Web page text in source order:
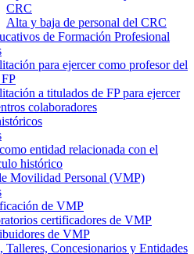
CRC
Alta y baja de personal del CRC
de Formación Profesional
para ejercer como profesor del
a titulados de FP para ejercer
colaboradores
entidad relacionada con el
histórico
Movilidad Personal (VMP)
de VMP
certificadores de VMP
de VMP
Talleres, Concesionarios y Entidades